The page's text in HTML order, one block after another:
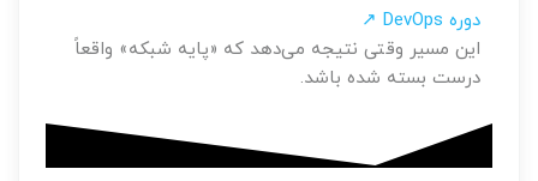
دوره DevOps ↗
این مسیر وقتی نتیجه می‌دهد که «پایه شبکه» واقعاً
درست بسته شده باشد.